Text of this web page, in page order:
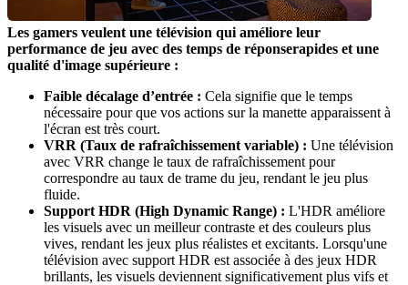
Les gamers veulent une télévision qui améliore leur
performance de jeu avec des temps de réponserapides et une
qualité d'image supérieure :
Faible décalage d’entrée : Cela signifie que le temps
nécessaire pour que vos actions sur la manette apparaissent à
VRR (Taux de rafraîchissement variable) : Une télévision
avec VRR change le taux de rafraîchissement pour
correspondre au taux de trame du jeu, rendant le jeu plus
Support HDR (High Dynamic Range) : L'HDR améliore
les visuels avec un meilleur contraste et des couleurs plus
vives, rendant les jeux plus réalistes et excitants. Lorsqu'une
télévision avec support HDR est associée à des jeux HDR
brillants, les visuels deviennent significativement plus vifs et